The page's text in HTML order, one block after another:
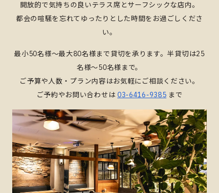
開放的で気持ちの良いテラス席とサーフシックな店内。
都会の喧騒を忘れてゆったりとした時間をお過ごしくださ
い。
最小50名様～最大80名様まで貸切を承ります。半貸切は25
名様～50名様まで。
ご予算や人数・プラン内容はお気軽にご相談ください。
ご予約やお問い合わせは 03-6416-9385 まで​​​​​​